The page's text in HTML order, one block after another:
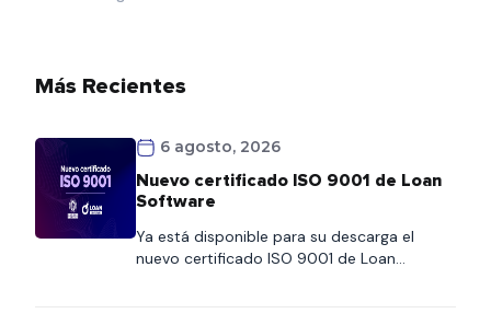
Más Recientes
6 agosto, 2026
Nuevo certificado ISO 9001 de Loan
Software
Ya está disponible para su descarga el
nuevo certificado ISO 9001 de Loan